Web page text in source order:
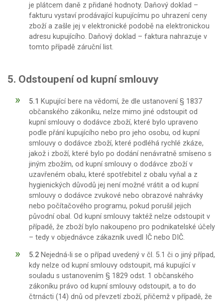
je plátcem daně z přidané hodnoty. Daňový doklad –
fakturu vystaví prodávající kupujícímu po uhrazení ceny
zboží a zašle jej v elektronické podobě na elektronickou
adresu kupujícího. Daňový doklad – faktura nahrazuje v
tomto případě záruční list.
5. Odstoupení od kupní smlouvy
5.1 Kupující bere na vědomí, že dle ustanovení § 1837
občanského zákoníku, nelze mimo jiné odstoupit od
kupní smlouvy o dodávce zboží, které bylo upraveno
podle přání kupujícího nebo pro jeho osobu, od kupní
smlouvy o dodávce zboží, které podléhá rychlé zkáze,
jakož i zboží, které bylo po dodání nenávratně smíseno s
jiným zbožím, od kupní smlouvy o dodávce zboží v
uzavřeném obalu, které spotřebitel z obalu vyňal a z
hygienických důvodů jej není možné vrátit a od kupní
smlouvy o dodávce zvukové nebo obrazové nahrávky
nebo počítačového programu, pokud porušil jejich
původní obal. Od kupní smlouvy taktéž nelze odstoupit v
případě, že zboží bylo nakoupeno pro podnikatelské účely
– tedy v objednávce zákazník uvedl IČ nebo DIČ.
5.2 Nejedná-li se o případ uvedený v čl. 5.1 či o jiný případ,
kdy nelze od kupní smlouvy odstoupit, má kupující v
souladu s ustanovením § 1829 odst. 1 občanského
zákoníku právo od kupní smlouvy odstoupit, a to do
čtrnácti (14) dnů od převzetí zboží, přičemž v případě, že